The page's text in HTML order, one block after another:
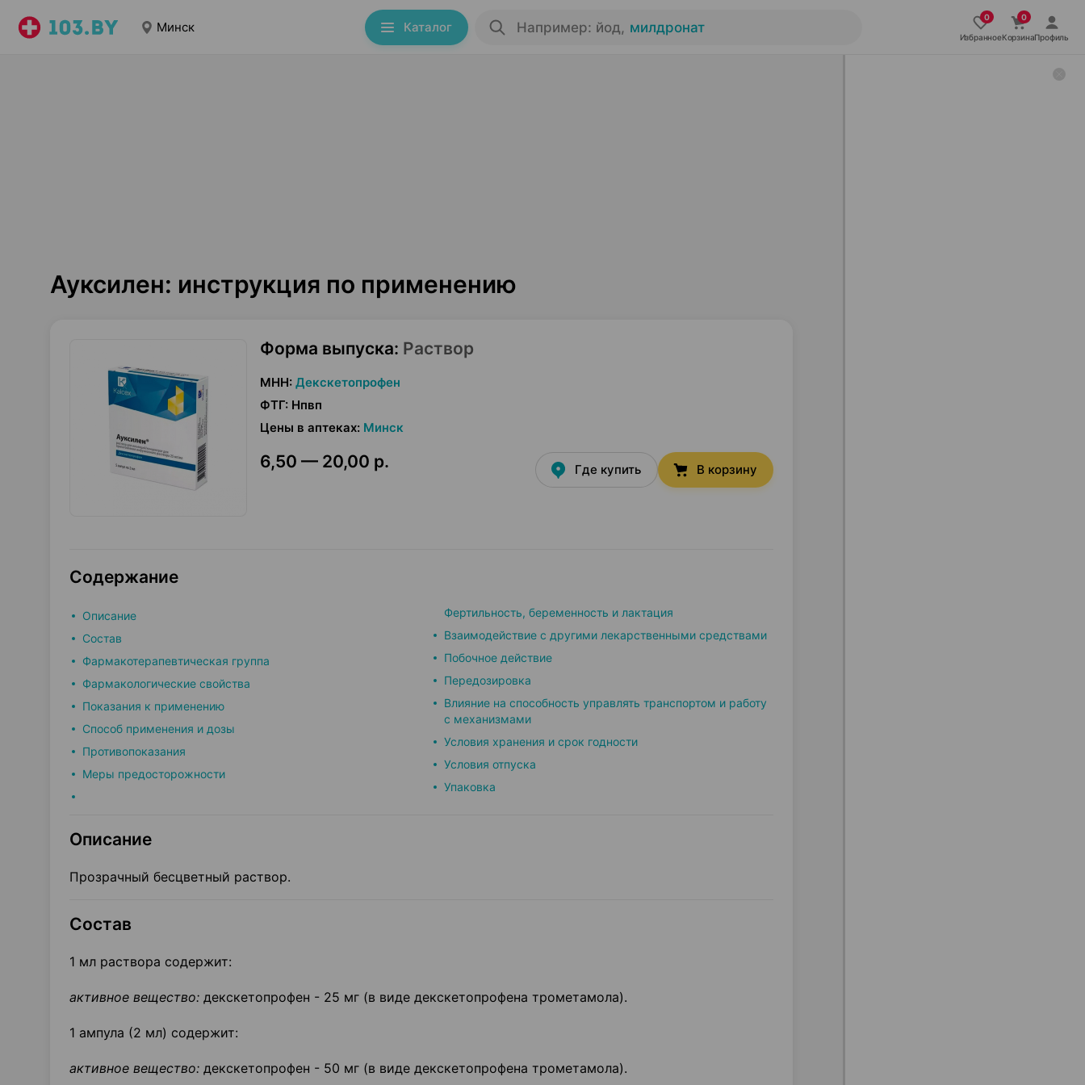
Минск Каталог Например: йод, милдронат
ИзбранноеКорзинаПрофиль
Ауксилен: инструкция по применению
Форма выпуска: Раствор
МНН: Декскетопрофен
ФТГ: Нпвп
Цены в аптеках: Минск
6,50 — 20,00 р. Где купить В корзину
Содержание
Описание
Состав
Фармакотерапевтическая группа
Фармакологические свойства
Показания к применению
Способ применения и дозы
Противопоказания
Меры предосторожности
Фертильность, беременность и лактация
Взаимодействие с другими лекарственными средствами
Побочное действие
Передозировка
Влияние на способность управлять транспортом и работу
с механизмами
Условия хранения и срок годности
Условия отпуска
Упаковка
Описание
Прозрачный бесцветный раствор.
Состав
1 мл раствора содержит:
активное вещество: декскетопрофен - 25 мг (в виде декскетопрофена трометамола).
1 ампула (2 мл) содержит:
активное вещество: декскетопрофен - 50 мг (в виде декскетопрофена трометамола).